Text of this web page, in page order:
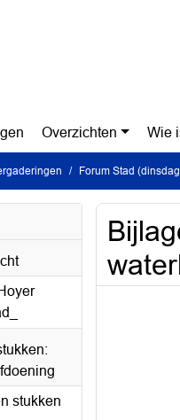
Overzichten Wie
Forum Stad
stukken